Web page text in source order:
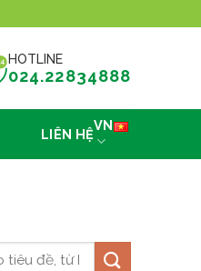
HOTLINE
024.22834888
LIÊN HỆ
VN